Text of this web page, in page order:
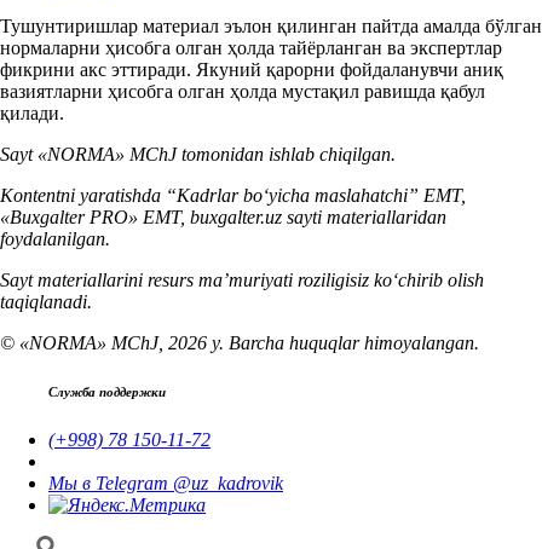
Тушунтиришлар материал эълон қилинган пайтда амалда бўлган
нормаларни ҳисобга олган ҳолда тайёрланган ва экспертлар
фикрини акс эттиради. Якуний қарорни фойдаланувчи аниқ
вазиятларни ҳисобга олган ҳолда мустақил равишда қабул
қилади.
Sayt «NORMA» MChJ tomonidan ishlab chiqilgan.
Kontentni yaratishda “Kadrlar boʻyicha maslahatchi” EMT,
«Buxgalter PRO» EMT, buxgalter.uz sayti materiallaridan
foydalanilgan.
Sayt materiallarini resurs ma’muriyati roziligisiz koʻchirib olish
taqiqlanadi.
© «NORMA» MChJ, 2026 y. Barcha huquqlar himoyalangan.
Служба поддержки
(+998) 78 150-11-72
Мы в Telegram @uz_kadrovik